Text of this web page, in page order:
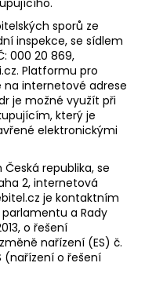
sporů ze
inspekce, se sídlem
000 20 869,
. Platformu pro
internetové adrese
je možné využít při
který je
elektronickými
republika, se
2, internetová
je kontaktním
a Rady
o řešení
nařízení (ES) č.
(nařízení o řešení